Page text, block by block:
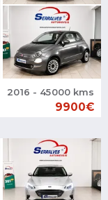
2016 - 45000 kms
9900€